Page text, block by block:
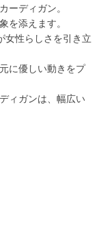
ーディガン。
を添えます。
女性らしさを引き立
に優しい動きをプ
ィガンは、幅広い